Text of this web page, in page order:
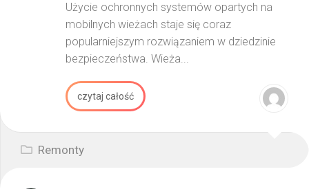
Użycie ochronnych systemów opartych na
mobilnych wieżach staje się coraz
popularniejszym rozwiązaniem w dziedzinie
bezpieczeństwa. Wieża...
czytaj całość
Remonty